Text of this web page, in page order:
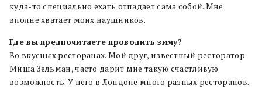
куда-то специально ехать отпадает сама собой. Мне
вполне хватает моих наушников.
Где вы предпочитаете проводить зиму?
Во вкусных ресторанах. Мой друг, известный ресторатор
Миша Зельман, часто дарит мне такую счастливую
возможность. У него в Лондоне много разных ресторанов.